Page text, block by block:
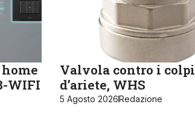
WIFI
Valvola contro i colpi
d’ariete, WHS
5 Agosto 2026Redazione